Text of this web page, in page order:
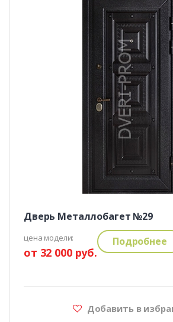
Дверь Металлобагет №29
цена модели:
от 32 000 руб.
Подробнее
Добавить в